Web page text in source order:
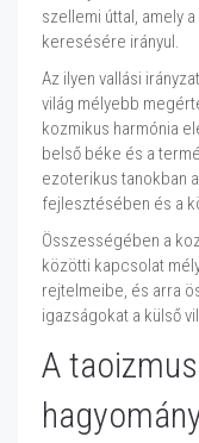
szellemi úttal, amely
keresésére irányul.
Az ilyen vallási
világ mélyebb
kozmikus harmónia
belső béke és a
ezoterikus tanokban
fejlesztésében és a
Összességében a
közötti kapcsolat
rejtelmeibe, és arra
igazságokat a külső
A